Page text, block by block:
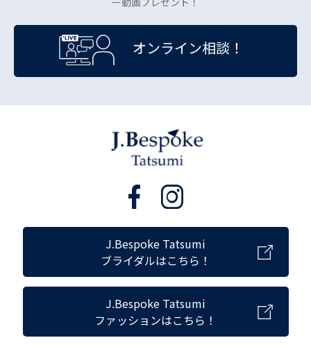
オンライン相談！
J.Bespoke Tatsumi
ブライダルはこちら！
J.Bespoke Tatsumi
ファッションはこちら！